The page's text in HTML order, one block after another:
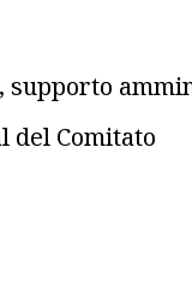
supporto
del Comitato